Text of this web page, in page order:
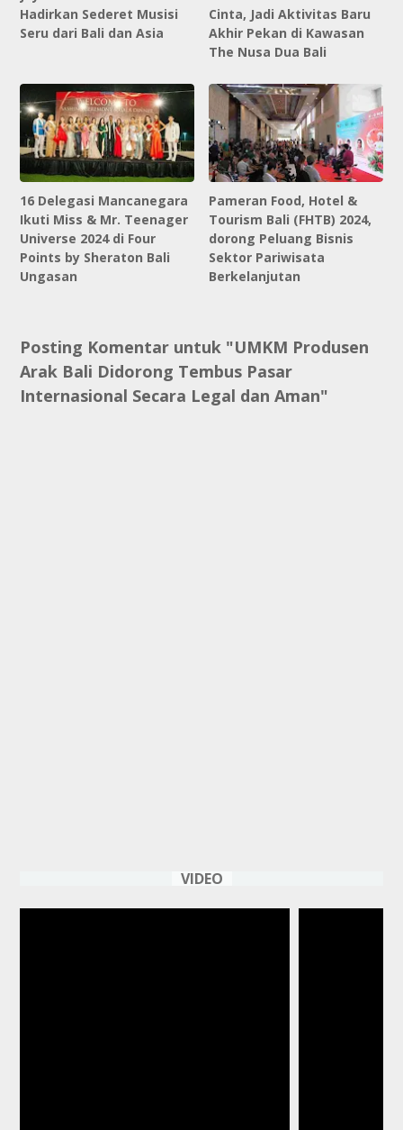
Hadirkan Sederet Musisi
Seru dari Bali dan Asia
Cinta, Jadi Aktivitas Baru
Akhir Pekan di Kawasan
The Nusa Dua Bali
16 Delegasi Mancanegara
Ikuti Miss & Mr. Teenager
Universe 2024 di Four
Points by Sheraton Bali
Ungasan
Pameran Food, Hotel &
Tourism Bali (FHTB) 2024,
dorong Peluang Bisnis
Sektor Pariwisata
Berkelanjutan
Posting Komentar untuk "UMKM Produsen
Arak Bali Didorong Tembus Pasar
Internasional Secara Legal dan Aman"
VIDEO